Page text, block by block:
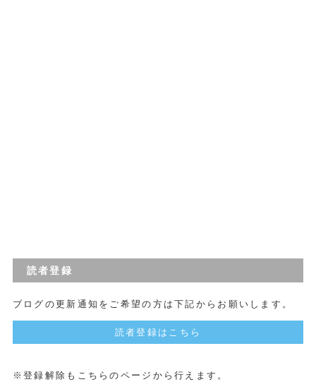
読者登録
ブログの更新通知をご希望の方は下記からお願いします。
読者登録はこちら
※登録解除もこちらのページから行えます。